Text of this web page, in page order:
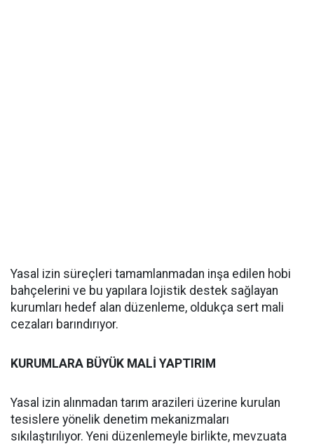
Yasal izin süreçleri tamamlanmadan inşa edilen hobi
bahçelerini ve bu yapılara lojistik destek sağlayan
kurumları hedef alan düzenleme, oldukça sert mali
cezaları barındırıyor.
KURUMLARA BÜYÜK MALİ YAPTIRIM
Yasal izin alınmadan tarım arazileri üzerine kurulan
tesislere yönelik denetim mekanizmaları
sıkılaştırılıyor. Yeni düzenlemeyle birlikte, mevzuata